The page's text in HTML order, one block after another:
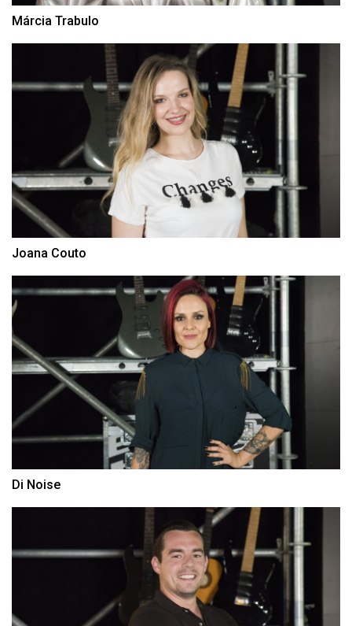
Márcia Trabulo
Joana Couto
Di Noise